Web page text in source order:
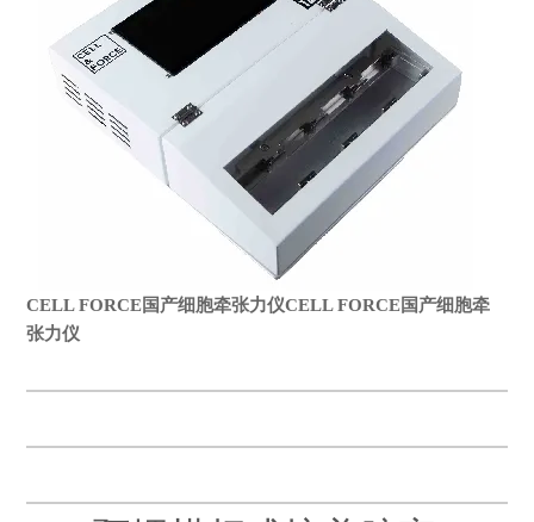
CELL FORCE国产细胞牵张力仪CELL FORCE国产细胞牵
张力仪